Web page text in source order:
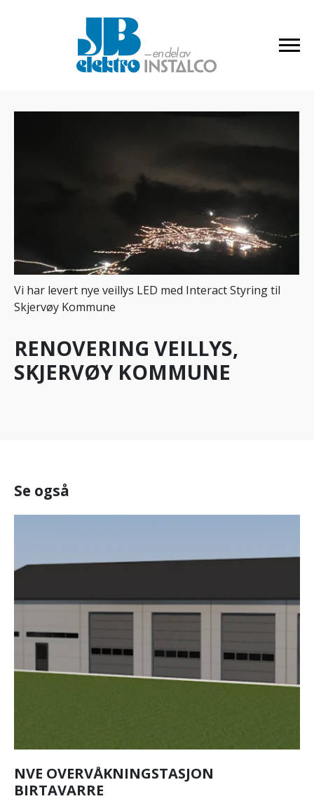
Vi har levert nye veillys LED med Interact Styring til
Skjervøy Kommune
RENOVERING VEILLYS,
SKJERVØY KOMMUNE
Se også
NVE OVERVÅKNINGSTASJON
BIRTAVARRE